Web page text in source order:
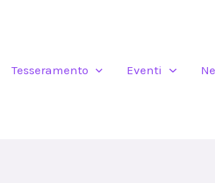
Tesseramento Eventi